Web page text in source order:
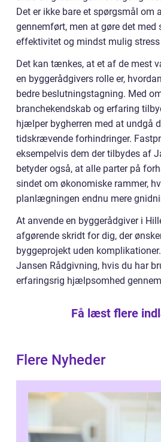
Det er ikke bare et spørgsmål om
gennemført, men at gøre det med
effektivitet og mindst mulig stress
Det kan tænkes, at et af de mest
en byggerådgivers rolle er,
bedre beslutningstagning. Med
branchekendskab og erfaring
hjælper bygherren med at undgå
tidskrævende forhindringer.
eksempelvis dem der tilbydes af
betyder også, at alle parter på
sindet om økonomiske rammer,
planlægningen endnu mere
At anvende en byggerådgiver i
afgørende skridt for dig, der
byggeprojekt uden
Jansen Rådgivning, hvis du har
erfaringsrig hjælpsomhed
Få læst flere
Flere Nyheder